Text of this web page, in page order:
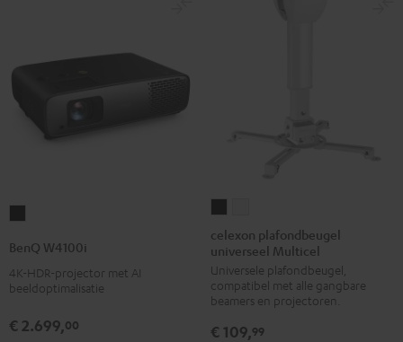
Zwart
BenQ W4100i
4K-HDR-projector met AI
beeldoptimalisatie
€ 2.699,00
plafondbeugel
universeel
Multicel
Zwart
plafondbeugel
universeel
Multicel
Wit
celexon plafondbeugel
universeel Multicel
Universele plafondbeugel,
compatibel met alle gangbare
beamers en projectoren.
€ 109,99